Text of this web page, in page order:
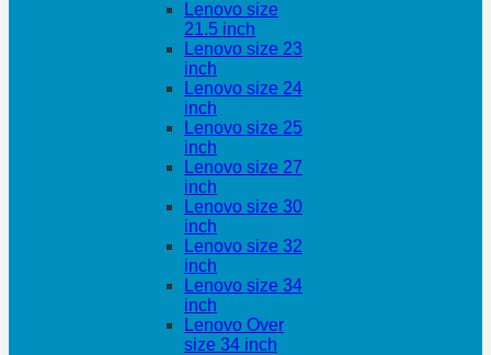
Lenovo size
21.5 inch
Lenovo size 23
inch
Lenovo size 24
inch
Lenovo size 25
inch
Lenovo size 27
inch
Lenovo size 30
inch
Lenovo size 32
inch
Lenovo size 34
inch
Lenovo Over
size 34 inch